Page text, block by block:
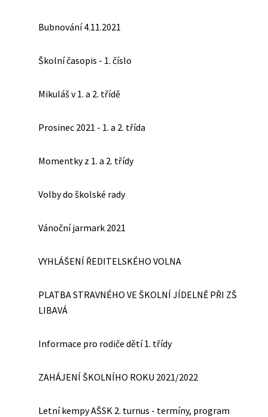
Bubnování 4.11.2021
Školní časopis - 1. číslo
Mikuláš v 1. a 2. třídě
Prosinec 2021 - 1. a 2. třída
Momentky z 1. a 2. třídy
Volby do školské rady
Vánoční jarmark 2021
VYHLÁŠENÍ ŘEDITELSKÉHO VOLNA
PLATBA STRAVNÉHO VE ŠKOLNÍ JÍDELNĚ PŘI ZŠ
LIBAVÁ
Informace pro rodiče dětí 1. třídy
ZAHÁJENÍ ŠKOLNÍHO ROKU 2021/2022
Letní kempy AŠSK 2. turnus - termíny, program